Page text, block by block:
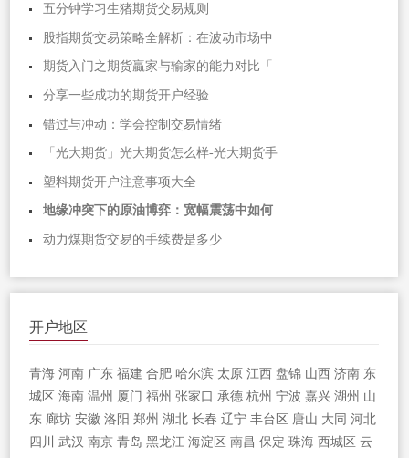
五分钟学习生猪期货交易规则
股指期货交易策略全解析：在波动市场中
期货入门之期货贏家与输家的能力对比「
分享一些成功的期货开户经验
错过与冲动：学会控制交易情绪
「光大期货」光大期货怎么样-光大期货手
塑料期货开户注意事项大全
地缘冲突下的原油博弈：宽幅震荡中如何
动力煤期货交易的手续费是多少
开户地区
青海 河南 广东 福建 合肥 哈尔滨 太原 江西 盘锦 山西 济南 东
城区 海南 温州 厦门 福州 张家口 承德 杭州 宁波 嘉兴 湖州 山
东 廊坊 安徽 洛阳 郑州 湖北 长春 辽宁 丰台区 唐山 大同 河北
四川
武汉 南京 青岛 黑龙江 海淀区 南昌 保定 珠海 西城区 云